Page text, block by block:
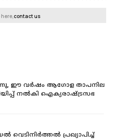
contact us
ഈ വർഷം ആ​ഗോള താപനില
നൽകി ഐക്യരാഷ്ട്രസഭ
പ്രഖ്യാപിച്ച്